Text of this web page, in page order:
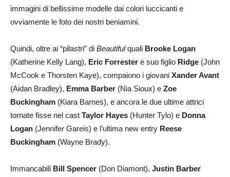
immagini di bellissime modelle dai colori luccicanti e
ovviamente le foto dei nostri beniamini.
Quindi, oltre ai “pilastri” di Beautifulquali Brooke Logan
(Katherine Kelly Lang), Eric Forrester e suo figlio Ridge (John
McCook e Thorsten Kaye), compaiono i giovani Xander Avant
(Aidan Bradley), Emma Barber (Nia Sioux) e Zoe
Buckingham (Kiara Barnes), e ancora le due ultime attrici
tornate fisse nel cast Taylor Hayes (Hunter Tylo) e Donna
Logan (Jennifer Gareis) e l’ultima new entry Reese
Buckingham (Wayne Brady).
Immancabili Bill Spencer (Don Diamont), Justin Barber